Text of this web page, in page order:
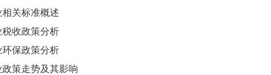
关标准概述
收政策分析
保政策分析
策走势及其影响